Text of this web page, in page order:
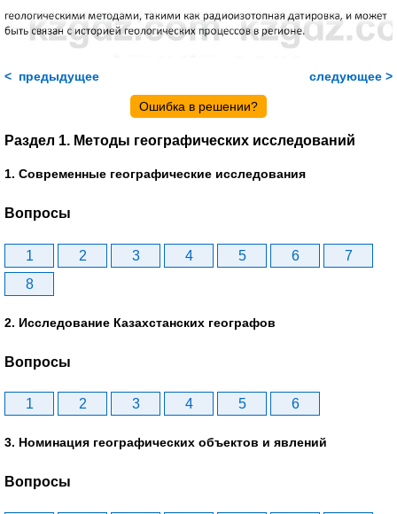
< предыдущее следующее >
Ошибка в решении?
Раздел 1. Методы географических исследований
1. Современные географические исследования
Вопросы
1 2 3 4 5 6
7
8
2. Исследование Казахстанских географов
Вопросы
1 2 3 4 5 6
3. Номинация географических объектов и явлений
Вопросы